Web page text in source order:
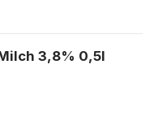
3,8% 0,5l